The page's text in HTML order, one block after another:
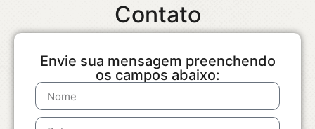
Contato
Envie sua mensagem preenchendo
os campos abaixo: